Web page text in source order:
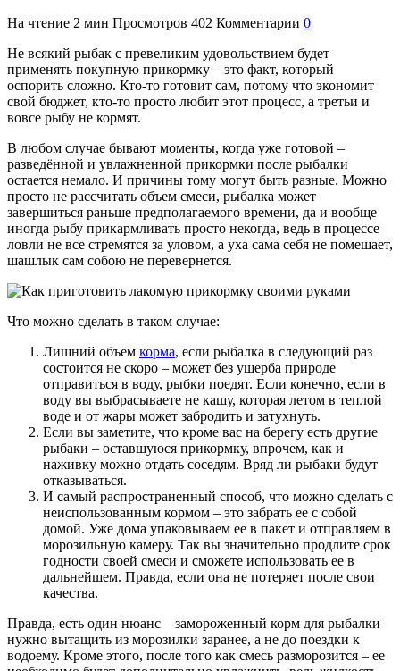
На чтение 2 мин Просмотров 402 Комментарии 0
Не всякий рыбак с превеликим удовольствием будет
применять покупную прикормку – это факт, который
оспорить сложно. Кто-то готовит сам, потому что экономит
свой бюджет, кто-то просто любит этот процесс, а третьи и
вовсе рыбу не кормят.
В любом случае бывают моменты, когда уже готовой –
разведённой и увлажненной прикормки после рыбалки
остается немало. И причины тому могут быть разные. Можно
просто не рассчитать объем смеси, рыбалка может
завершиться раньше предполагаемого времени, да и вообще
иногда рыбу прикармливать просто некогда, ведь в процессе
ловли не все стремятся за уловом, а уха сама себя не помешает,
шашлык сам собою не перевернется.
Что можно сделать в таком случае:
Лишний объем корма, если рыбалка в следующий раз
состоится не скоро – может без ущерба природе
отправиться в воду, рыбки поедят. Если конечно, если в
воду вы выбрасываете не кашу, которая летом в теплой
воде и от жары может забродить и затухнуть.
Если вы заметите, что кроме вас на берегу есть другие
рыбаки – оставшуюся прикормку, впрочем, как и
наживку можно отдать соседям. Вряд ли рыбаки будут
отказываться.
И самый распространенный способ, что можно сделать с
неиспользованным кормом – это забрать ее с собой
домой. Уже дома упаковываем ее в пакет и отправляем в
морозильную камеру. Так вы значительно продлите срок
годности своей смеси и сможете использовать ее в
дальнейшем. Правда, если она не потеряет после свои
качества.
Правда, есть один нюанс – замороженный корм для рыбалки
нужно вытащить из морозилки заранее, а не до поездки к
водоему. Кроме этого, после того как смесь разморозится – ее